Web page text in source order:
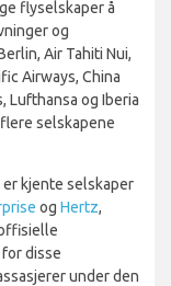
flyselskaper å
og
Air Tahiti Nui,
Airways, China
Lufthansa og Iberia
selskapene
kjente selskaper
og Hertz,
disse
under den